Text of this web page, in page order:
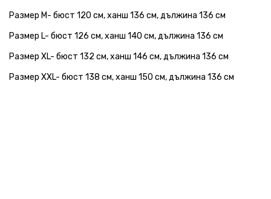
Размер M- бюст 120 см, ханш 136 см, дължина 136 см
Размер L- бюст 126 см, ханш 140 см, дължина 136 см
Размер XL- бюст 132 см, ханш 146 см, дължина 136 см
Размер XXL- бюст 138 см, ханш 150 см, дължина 136 см